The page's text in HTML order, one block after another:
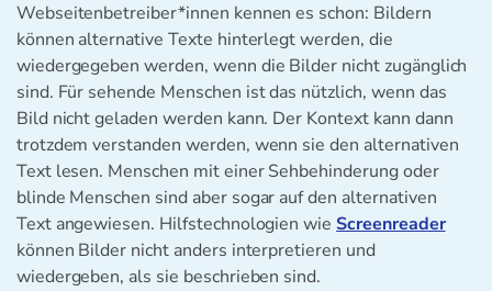
Webseitenbetreiber*innen kennen es schon: Bildern
können alternative Texte hinterlegt werden, die
wiedergegeben werden, wenn die Bilder nicht zugänglich
sind. Für sehende Menschen ist das nützlich, wenn das
Bild nicht geladen werden kann. Der Kontext kann dann
trotzdem verstanden werden, wenn sie den alternativen
Text lesen. Menschen mit einer Sehbehinderung oder
blinde Menschen sind aber sogar auf den alternativen
Text angewiesen. Hilfstechnologien wie Screenreader
können Bilder nicht anders interpretieren und
wiedergeben, als sie beschrieben sind.